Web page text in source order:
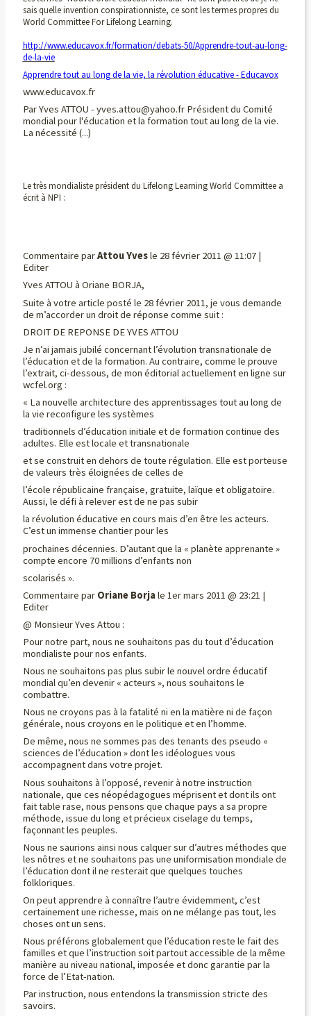
sais quelle invention conspirationniste, ce sont les termes propres du
World Committee For Lifelong Learning.
http://www.educavox.fr/formation/debats-50/Apprendre-tout-au-long-
de-la-vie
Apprendre tout au long de la vie, la révolution éducative - Educavox
www.educavox.fr
Par Yves ATTOU - yves.attou@yahoo.fr Président du Comité
mondial pour l'éducation et la formation tout au long de la vie.
La nécessité (...)
Le très mondialiste président du Lifelong Learning World Committee a
écrit à NPI :
Commentaire parAttou Yvesle 28 février 2011 @ 11:07 |
Editer
Yves ATTOU à Oriane BORJA,
Suite à votre article posté le 28 février 2011, je vous demande
de m’accorder un droit de réponse comme suit :
DROIT DE REPONSE DE YVES ATTOU
Je n’ai jamais jubilé concernant l’évolution transnationale de
l’éducation et de la formation. Au contraire, comme le prouve
l’extrait, ci-dessous, de mon éditorial actuellement en ligne sur
wcfel.org :
« La nouvelle architecture des apprentissages tout au long de
la vie reconfigure les systèmes
traditionnels d’éducation initiale et de formation continue des
adultes. Elle est locale et transnationale
et se construit en dehors de toute régulation. Elle est porteuse
de valeurs très éloignées de celles de
l’école républicaine française, gratuite, laïque et obligatoire.
Aussi, le défi à relever est de ne pas subir
la révolution éducative en cours mais d’en être les acteurs.
C’est un immense chantier pour les
prochaines décennies. D’autant que la « planète apprenante »
compte encore 70 millions d’enfants non
scolarisés ».
Commentaire par Oriane Borjale 1er mars 2011 @ 23:21 |
Editer
@ Monsieur Yves Attou :
Pour notre part, nous ne souhaitons pas du tout d’éducation
mondialiste pour nos enfants.
Nous ne souhaitons pas plus subir le nouvel ordre éducatif
mondial qu’en devenir « acteurs », nous souhaitons le
combattre.
Nous ne croyons pas à la fatalité ni en la matière ni de façon
générale, nous croyons en le politique et en l’homme.
De même, nous ne sommes pas des tenants des pseudo «
sciences de l’éducation » dont les idéologues vous
accompagnent dans votre projet.
Nous souhaitons à l’opposé, revenir à notre instruction
nationale, que ces néopédagogues méprisent et dont ils ont
fait table rase, nous pensons que chaque pays a sa propre
méthode, issue du long et précieux ciselage du temps,
façonnant les peuples.
Nous ne saurions ainsi nous calquer sur d’autres méthodes que
les nôtres et ne souhaitons pas une uniformisation mondiale de
l’éducation dont il ne resterait que quelques touches
folkloriques.
On peut apprendre à connaître l’autre évidemment, c’est
certainement une richesse, mais on ne mélange pas tout, les
choses ont un sens.
Nous préférons globalement que l’éducation reste le fait des
familles et que l’instruction soit partout accessible de la même
manière au niveau national, imposée et donc garantie par la
force de l’Etat-nation.
Par instruction, nous entendons la transmission stricte des
savoirs.